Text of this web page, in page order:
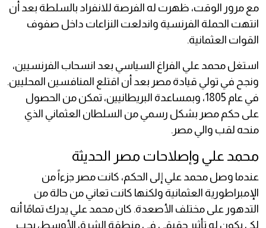
مع مرور الوقت، ظهرت له الفرصة للانفراد بالسلطة بعد أن
انتهت الحملة الفرنسية واندلعت النزاعات داخل صفوف
القوات العثمانية.
استغل محمد علي الفراغ السياسي بعد انسحاب الفرنسيين،
ونجح في تولي قيادة مصر بعد أن اقتلع المنافسين المحليين.
في عام 1805، وبمساعدة البريطانيين، تمكن من الحصول
على حكم مصر بشكل رسمي من السلطان العثماني الذي
منحه لقب والي مصر.
محمد علي وإصلاحات مصر الحديثة
عندما وصل محمد علي إلى الحكم، كانت مصر جزءاً من
الإمبراطورية العثمانية ولكنها كانت تعاني من حالة من
التدهور على مختلف الأصعدة. كان محمد علي يدرك تمامًا أنه
لكي يكون له تأثير حقيقي في منطقة الشرق الأوسط، يجب